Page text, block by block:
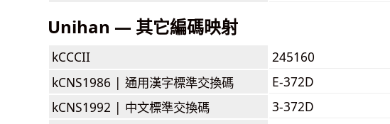
Unihan — 其它編碼映射
kCCCII
245160
kCNS1986 | 通用漢字標準交換碼
E-372D
kCNS1992 | 中文標準交換碼
3-372D